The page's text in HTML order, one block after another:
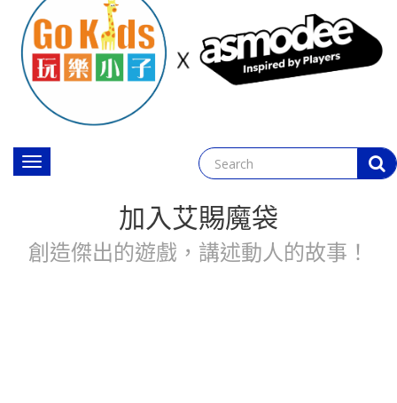
Toggle
navigation
加入艾賜魔袋
創造傑出的遊戲，講述動人的故事！